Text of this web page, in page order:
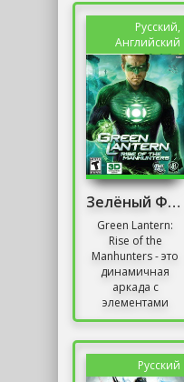
рассчитывать на
множество
сторонников, а...
Русский,
Английский
Зелёный Фонарь Игра
Green Lantern:
Rise of the
Manhunters - это
динамичная
аркада с
элементами
приключения.
которойРусский